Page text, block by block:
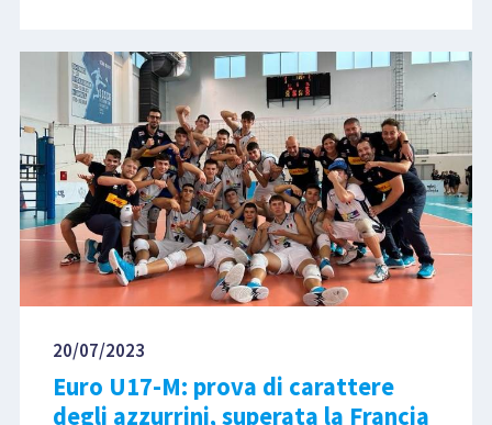
20/07/2023
Euro U17-M: prova di carattere
degli azzurrini, superata la Francia